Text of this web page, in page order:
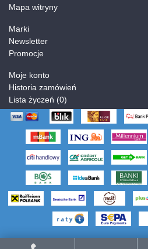
Mapa witryny
Marki
Newsletter
Promocje
Moje konto
Historia zamówień
Lista życzeń (0)